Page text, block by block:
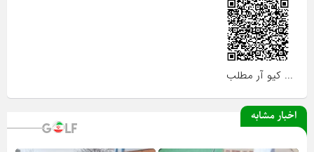
... کیو آر مطلب
اخبار مشابه